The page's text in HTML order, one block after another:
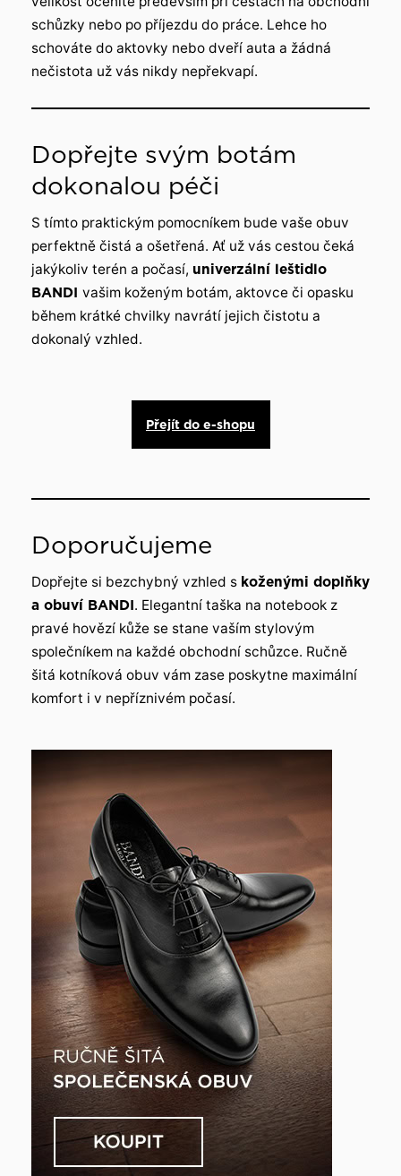
schůzky nebo po příjezdu do práce. Lehce ho
schováte do aktovky nebo dveří auta a žádná
nečistota už vás nikdy nepřekvapí.
Dopřejte svým botám
dokonalou péči
S tímto praktickým pomocníkem bude vaše obuv
perfektně čistá a ošetřená. Ať už vás cestou čeká
jakýkoliv terén a počasí, univerzální leštidlo
BANDI vašim koženým botám, aktovce či opasku
během krátké chvilky navrátí jejich čistotu a
dokonalý vzhled.
Přejít do e-shopu
Doporučujeme
Dopřejte si bezchybný vzhled s koženými doplňky
a obuví BANDI. Elegantní taška na notebook z
pravé hovězí kůže se stane vaším stylovým
společníkem na každé obchodní schůzce. Ručně
šitá kotníková obuv vám zase poskytne maximální
komfort i v nepříznivém počasí.